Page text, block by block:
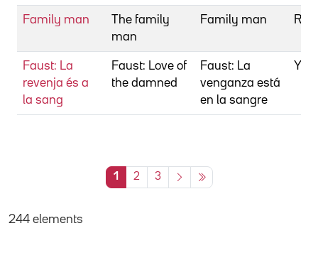
Family man
The family
man
Family man
Faust: La
revenja és a
la sang
Faust: Love of
the damned
Faust: La
venganza está
en la sangre
1 2 3
244 elements